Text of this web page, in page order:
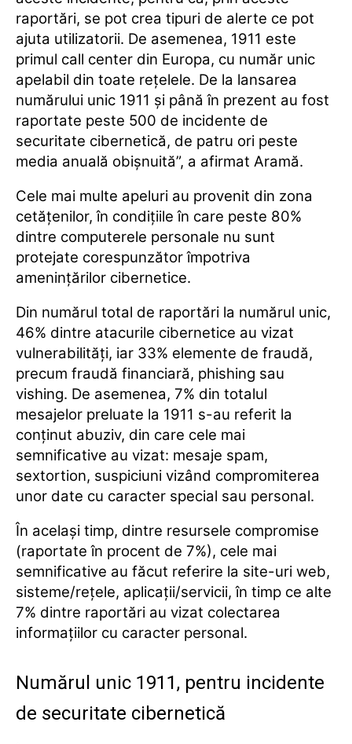
raportări, se pot crea tipuri de alerte ce pot
ajuta utilizatorii. De asemenea, 1911 este
primul call center din Europa, cu număr unic
apelabil din toate reţelele. De la lansarea
numărului unic 1911 şi până în prezent au fost
raportate peste 500 de incidente de
securitate cibernetică, de patru ori peste
media anuală obişnuită”, a afirmat Aramă.
Cele mai multe apeluri au provenit din zona
cetăţenilor, în condiţiile în care peste 80%
dintre computerele personale nu sunt
protejate corespunzător împotriva
ameninţărilor cibernetice.
Din numărul total de raportări la numărul unic,
46% dintre atacurile cibernetice au vizat
vulnerabilităţi, iar 33% elemente de fraudă,
precum fraudă financiară, phishing sau
vishing. De asemenea, 7% din totalul
mesajelor preluate la 1911 s-au referit la
conţinut abuziv, din care cele mai
semnificative au vizat: mesaje spam,
sextortion, suspiciuni vizând compromiterea
unor date cu caracter special sau personal.
În acelaşi timp, dintre resursele compromise
(raportate în procent de 7%), cele mai
semnificative au făcut referire la site-uri web,
sisteme/reţele, aplicaţii/servicii, în timp ce alte
7% dintre raportări au vizat colectarea
informaţiilor cu caracter personal.
Numărul unic 1911, pentru incidente
de securitate cibernetică